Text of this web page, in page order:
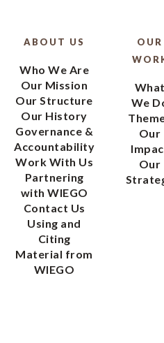
ABOUT US
Who We Are
Our Mission
Our Structure
Our History
Governance &
Accountability
Work With Us
Partnering
with WIEGO
Contact Us
Using and
Citing
Material from
WIEGO
OUR
What
We
Our
Our